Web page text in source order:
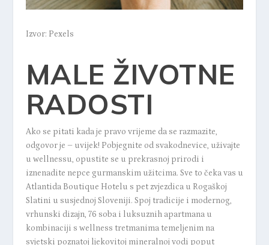
Izvor: Pexels
MALE ŽIVOTNE
RADOSTI
Ako se pitati kada je pravo vrijeme da se razmazite,
odgovor je – uvijek! Pobjegnite od svakodnevice, uživajte
u wellnessu, opustite se u prekrasnoj prirodi i
iznenadite nepce gurmanskim užitcima. Sve to čeka vas u
Atlantida Boutique Hotelu s pet zvjezdica u Rogaškoj
Slatini u susjednoj Sloveniji. Spoj tradicije i modernog,
vrhunski dizajn, 76 soba i luksuznih apartmana u
kombinaciji s wellness tretmanima temeljenim na
svjetski poznatoj ljekovitoj mineralnoj vodi poput